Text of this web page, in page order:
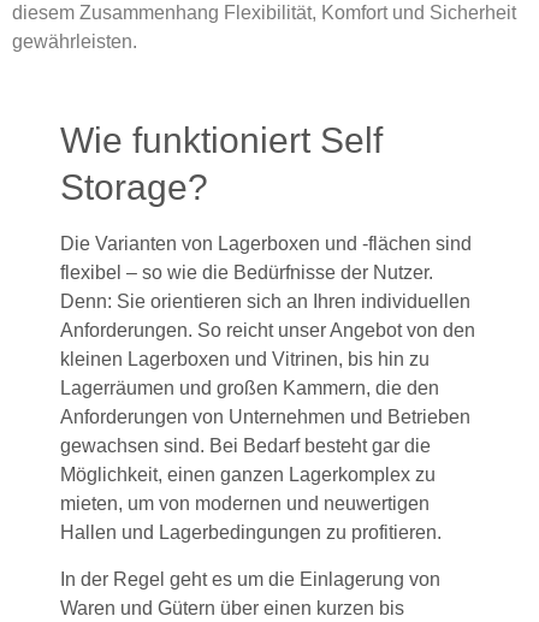
diesem Zusammenhang Flexibilität, Komfort und Sicherheit
gewährleisten.
Wie funktioniert Self
Storage?
Die Varianten von Lagerboxen und -flächen sind
flexibel – so wie die Bedürfnisse der Nutzer.
Denn: Sie orientieren sich an Ihren individuellen
Anforderungen. So reicht unser Angebot von den
kleinen Lagerboxen und Vitrinen, bis hin zu
Lagerräumen und großen Kammern, die den
Anforderungen von Unternehmen und Betrieben
gewachsen sind. Bei Bedarf besteht gar die
Möglichkeit, einen ganzen Lagerkomplex zu
mieten, um von modernen und neuwertigen
Hallen und Lagerbedingungen zu profitieren.
In der Regel geht es um die Einlagerung von
Waren und Gütern über einen kurzen bis